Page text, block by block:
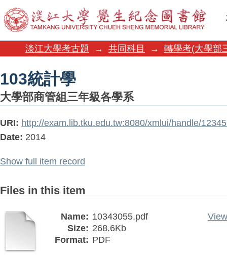
103統計學
淡江大學考古題 → 共同科目 → 轉學考(大學部
103統計學
大學部商管組三年級各學系
URI: http://exam.lib.tku.edu.tw:8080/xmlui/handle/
Date: 2014
Show full item record
Files in this item
Name: 10343055.pdf
Size: 268.6Kb
Format: PDF